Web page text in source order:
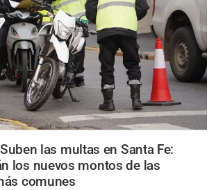
Suben las multas en Santa Fe:
los nuevos montos de las
comunes